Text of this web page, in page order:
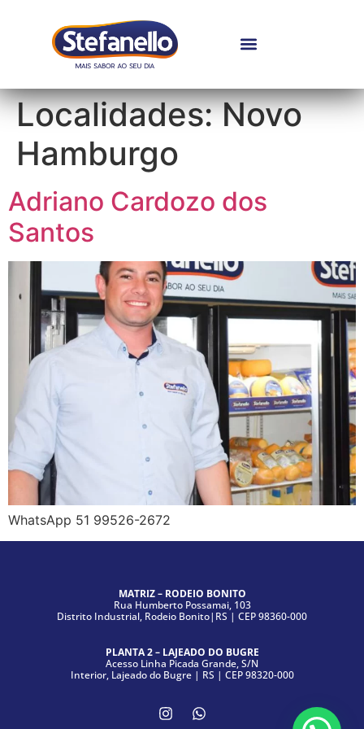
Localidades:Novo
Hamburgo
Adriano Cardozo dos
Santos
WhatsApp 51 99526-2672
MATRIZ – RODEIO BONITO
Rua Humberto Possamai, 103
Distrito Industrial, Rodeio Bonito|RS | CEP 98360-000
PLANTA 2 – LAJEADO DO BUGRE
Acesso Linha Picada Grande, S/N
Interior, Lajeado do Bugre | RS | CEP 98320-000